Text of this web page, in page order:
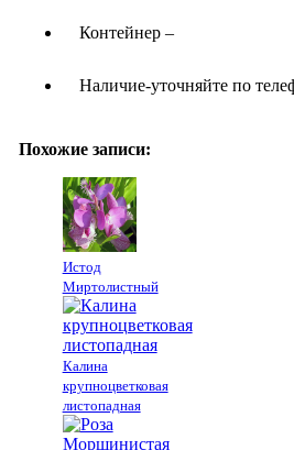
Контейнер –
Наличие-уточняйте по
Похожие записи:
Истод
Миртолистный
Калина
крупноцветковая
листопадная